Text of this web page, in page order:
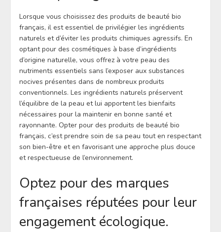
Lorsque vous choisissez des produits de beauté bio
français, il est essentiel de privilégier les ingrédients
naturels et d’éviter les produits chimiques agressifs. En
optant pour des cosmétiques à base d’ingrédients
d’origine naturelle, vous offrez à votre peau des
nutriments essentiels sans l’exposer aux substances
nocives présentes dans de nombreux produits
conventionnels. Les ingrédients naturels préservent
l’équilibre de la peau et lui apportent les bienfaits
nécessaires pour la maintenir en bonne santé et
rayonnante. Opter pour des produits de beauté bio
français, c’est prendre soin de sa peau tout en respectant
son bien-être et en favorisant une approche plus douce
et respectueuse de l’environnement.
Optez pour des marques
françaises réputées pour leur
engagement écologique.